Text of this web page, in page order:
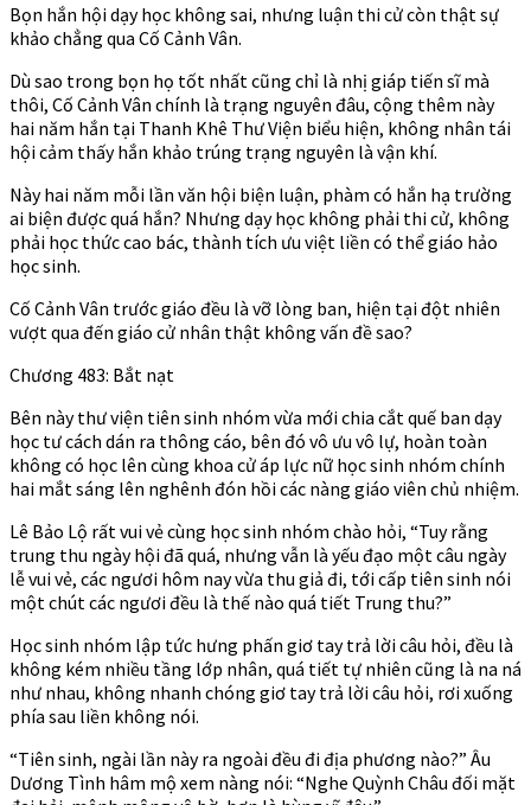
Bọn hắn hội dạy học không sai, nhưng luận thi cử còn thật sự
khảo chẳng qua Cố Cảnh Vân.
Dù sao trong bọn họ tốt nhất cũng chỉ là nhị giáp tiến sĩ mà
thôi, Cố Cảnh Vân chính là trạng nguyên đâu, cộng thêm này
hai năm hắn tại Thanh Khê Thư Viện biểu hiện, không nhân tái
hội cảm thấy hắn khảo trúng trạng nguyên là vận khí.
Này hai năm mỗi lần văn hội biện luận, phàm có hắn hạ trường
ai biện được quá hắn? Nhưng dạy học không phải thi cử, không
phải học thức cao bác, thành tích ưu việt liền có thể giáo hảo
học sinh.
Cố Cảnh Vân trước giáo đều là vỡ lòng ban, hiện tại đột nhiên
vượt qua đến giáo cử nhân thật không vấn đề sao?
Chương 483: Bắt nạt
Bên này thư viện tiên sinh nhóm vừa mới chia cắt quế ban dạy
học tư cách dán ra thông cáo, bên đó vô ưu vô lự, hoàn toàn
không có học lên cùng khoa cử áp lực nữ học sinh nhóm chính
hai mắt sáng lên nghênh đón hồi các nàng giáo viên chủ nhiệm.
Lê Bảo Lộ rất vui vẻ cùng học sinh nhóm chào hỏi, “Tuy rằng
trung thu ngày hội đã quá, nhưng vẫn là yếu đạo một câu ngày
lễ vui vẻ, các ngươi hôm nay vừa thu giả đi, tới cấp tiên sinh nói
một chút các ngươi đều là thế nào quá tiết Trung thu?”
Học sinh nhóm lập tức hưng phấn giơ tay trả lời câu hỏi, đều là
không kém nhiều tầng lớp nhân, quá tiết tự nhiên cũng là na ná
như nhau, không nhanh chóng giơ tay trả lời câu hỏi, rơi xuống
phía sau liền không nói.
“Tiên sinh, ngài lần này ra ngoài đều đi địa phương nào?” Âu
Dương Tình hâm mộ xem nàng nói: “Nghe Quỳnh Châu đối mặt